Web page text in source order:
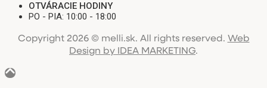
OTVÁRACIE HODINY
PO - PIA: 10:00 - 18:00
Copyright 2026 © melli.sk. All rights reserved. Web
Design by IDEA MARKETING.